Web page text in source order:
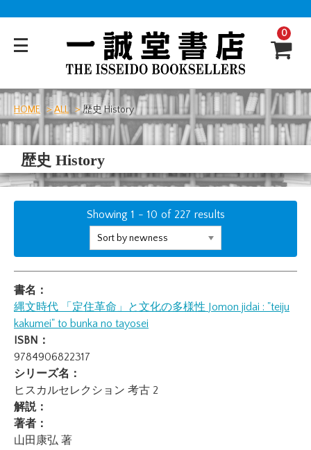
0
HOME ALL 歴史 History
歴史 History
Showing 1 - 10 of 227 results
書名：
縄文時代 「定住革命」と文化の多様性 Jomon jidai : "teiju
kakumei" to bunka no tayosei
ISBN：
9784906822317
シリーズ名：
ヒスカルセレクション 考古 2
解説：
著者：
山田康弘 著